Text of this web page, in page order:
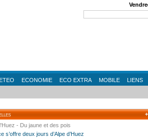
ECONOMIE ECO EXTRA MOBILE LIENS
- Du jaune et des pois
s’offre deux jours d’Alpe d’Huez